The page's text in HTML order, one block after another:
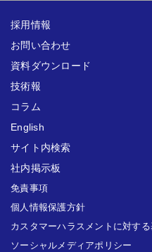
採用情報
お問い合わせ
資料ダウンロード
技術報
コラム
English
サイト内検索
社内掲示板
免責事項
個人情報保護方針
カスタマーハラスメントに対す
ソーシャルメディアポリシー